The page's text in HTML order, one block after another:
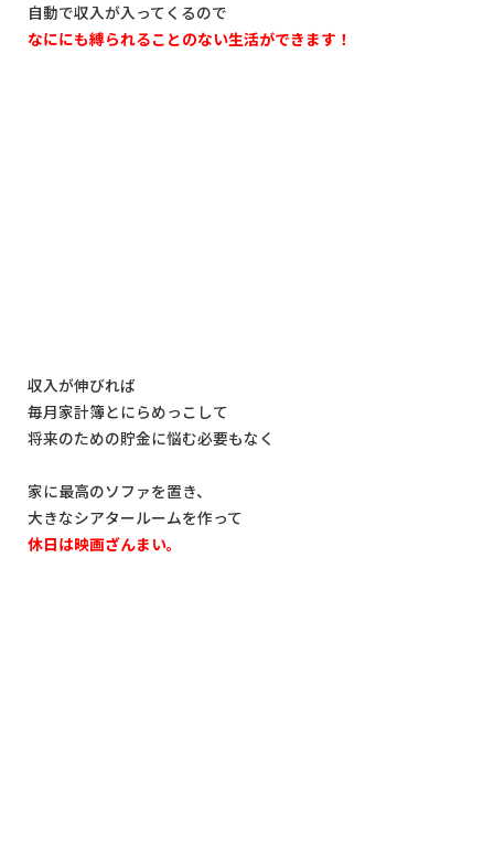
自動で収入が入ってくるので
なににも縛られることのない生活ができます！
収入が伸びれば
毎月家計簿とにらめっこして
将来のための貯金に悩む必要もなく
家に最高のソファを置き、
大きなシアタールームを作って
休日は映画ざんまい。